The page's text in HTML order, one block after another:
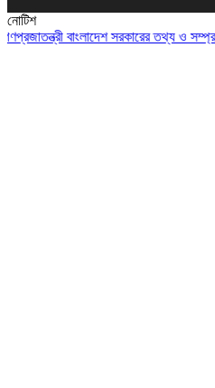
নোটিশ
বাংলাদেশ সরকারের তথ্য ও সম্প্রচার